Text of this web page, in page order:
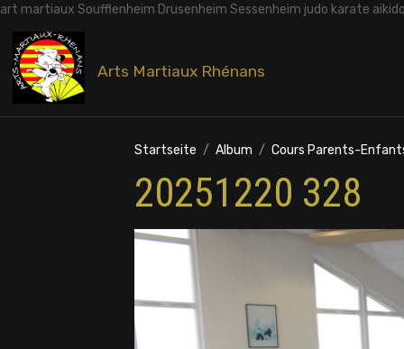
art martiaux Soufflenheim Drusenheim Sessenheim judo karate
Arts Martiaux Rhénans
Startseite Album Cours Parents-
20251220 328